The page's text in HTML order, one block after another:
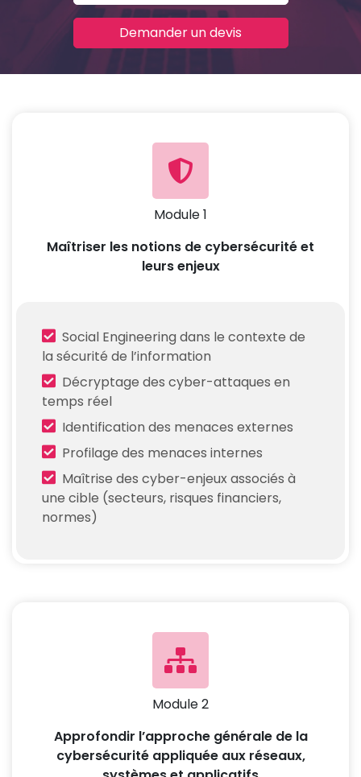
Demander un devis
Module 1
Maîtriser les notions de cybersécurité et
leurs enjeux
Social Engineering dans le contexte de
la sécurité de l’information
Décryptage des cyber-attaques en
temps réel
Identification des menaces externes
Profilage des menaces internes
Maîtrise des cyber-enjeux associés à
une cible (secteurs, risques financiers,
normes)
Module 2
Approfondir l’approche générale de la
cybersécurité appliquée aux réseaux,